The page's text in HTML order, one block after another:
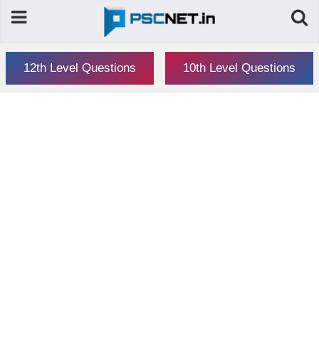
12th Level Questions 10th Level Questions